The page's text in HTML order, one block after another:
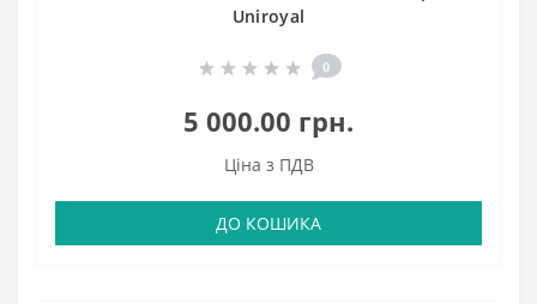
Uniroyal
0
5 000.00 грн.
Ціна з ПДВ
ДО КОШИКА